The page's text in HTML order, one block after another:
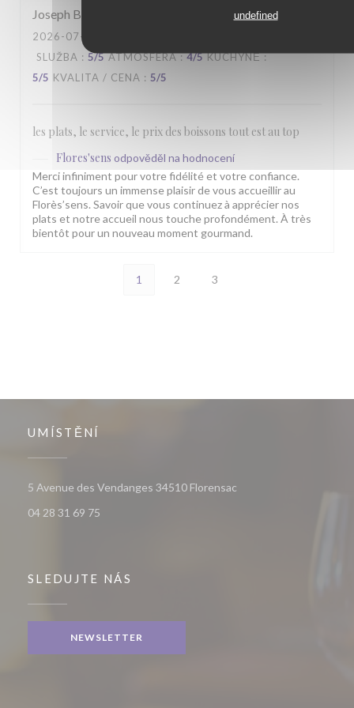
undefined
Joseph B
2026-07-26
SLUŽBA : 5/5 ATMOSFÉRA: 4/5 KUCHYNĚ:
5/5 KVALITA / CENA : 5/5
les plats, le service, le prix des boissons tout est au top
Flores'sens odpověděl na hodnocení
Merci infiniment pour votre fidélité et votre confiance.
C’est toujours un immense plaisir de vous accueillir au
Florès’sens. Savoir que vous continuez à apprécier nos
plats et notre accueil nous touche profondément. À très
bientôt pour un nouveau moment gourmand.
1 2 3
UMÍSTĚNÍ
5 Avenue des Vendanges 34510 Florensac
04 28 31 69 75
SLEDUJTE NÁS
NEWSLETTER